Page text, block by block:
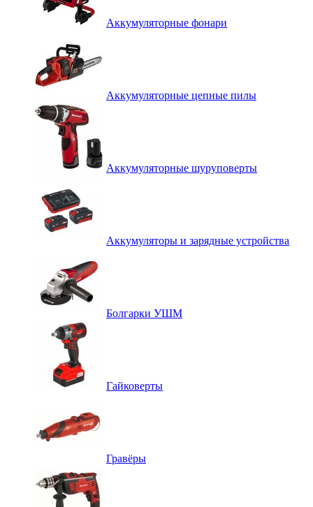
Аккумуляторные фонари
Аккумуляторные цепные пилы
Аккумуляторные шуруповерты
Аккумуляторы и зарядные устройства
Болгарки УШМ
Гайковерты
Гравёры